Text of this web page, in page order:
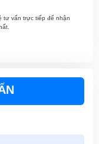
tư vấn trực tiếp để nhận